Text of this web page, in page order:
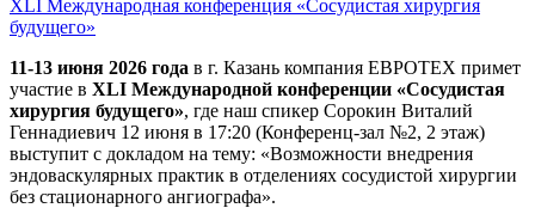
XLI Международная конференция «Сосудистая хирургия
будущего»
11-13 июня 2026 года в г. Казань компания ЕВРОТЕХ примет
участие в XLI Международной конференции «Сосудистая
хирургия будущего», где наш спикер Сорокин Виталий
Геннадиевич 12 июня в 17:20 (Конференц-зал №2, 2 этаж)
выступит с докладом на тему: «Возможности внедрения
эндоваскулярных практик в отделениях сосудистой хирургии
без стационарного ангиографа».